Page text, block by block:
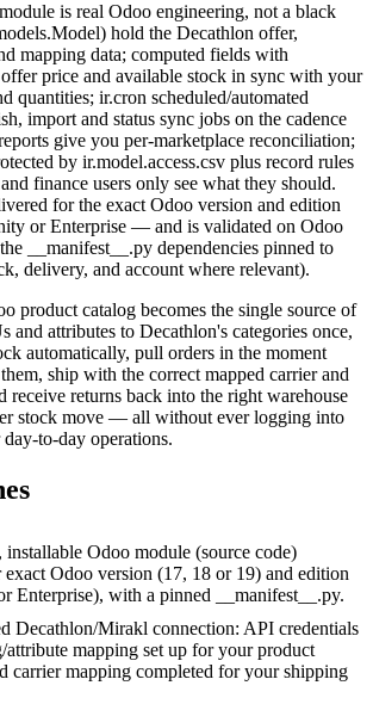
is real Odoo engineering, not a black
hold the Decathlon offer,
mapping data; computed fields with
price and available stock in sync with your
quantities; ir.cron scheduled/automated
import and status sync jobs on the cadence
give you per-marketplace reconciliation;
by ir.model.access.csv plus record rules
finance users only see what they should.
for the exact Odoo version and edition
or Enterprise — and is validated on Odoo
__manifest__.py dependencies pinned to
delivery, and account where relevant).
product catalog becomes the single source of
and attributes to Decathlon's categories once,
automatically, pull orders in the moment
ship with the correct mapped carrier and
receive returns back into the right warehouse
stock move — all without ever logging into
to-day operations.
installable Odoo module (source code)
Odoo version (17, 18 or 19) and edition
Enterprise), with a pinned __manifest__.py.
Decathlon/Mirakl connection: API credentials
attribute mapping set up for your product
carrier mapping completed for your shipping